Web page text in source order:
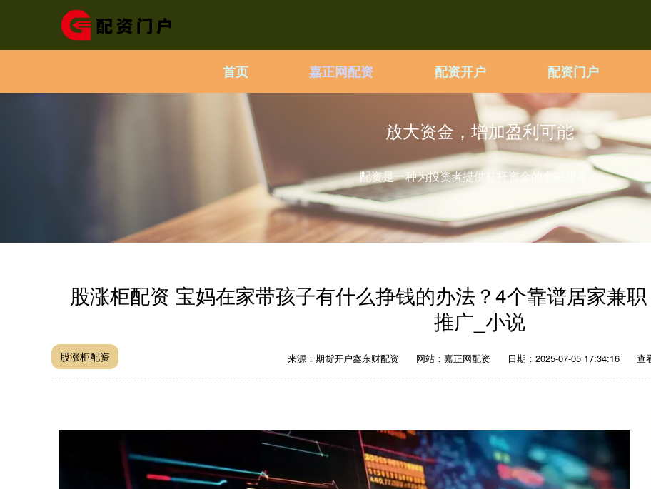
首页 嘉正网配资 配资开户 配资门户
放大资金，增加盈利可能
配资是一种为投资者提供杠杆资金的金融服务！
股涨柜配资 宝妈在家带孩子有什么挣钱的办法？4个靠谱居家兼职
推广_小说
股涨柜配资 来源：期货开户鑫东财配资 网站：嘉正网配资 日期：2025-07-05 17:34:16 查